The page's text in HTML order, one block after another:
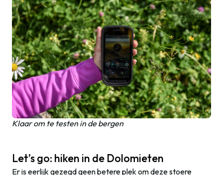
Klaar om te testen in de bergen
Let’s go: hiken in de Dolomieten
Er is eerlijk gezegd geen betere plek om deze stoere